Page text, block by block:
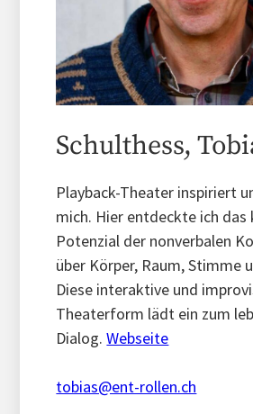
Schulthess,
Playback-Theater inspiriert
mich. Hier entdeckte ich das
Potenzial der nonverbalen
über Körper, Raum, Stimme
Diese interaktive und
Theaterform lädt ein zum
Dialog.Webseite
tobias@ent-rollen.ch